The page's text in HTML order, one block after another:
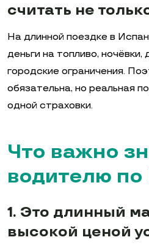
считать не
На длинной поездке в
деньги на топливо, ночёвки,
городские ограничения.
обязательна, но реальная
одной страховки.
Что важно
водителю
1. Это длинный
высокой ценой